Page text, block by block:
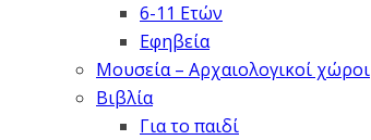
6-11 Ετών
Εφηβεία
Μουσεία – Αρχαιολογικοί χώροι
Βιβλία
Για το παιδί